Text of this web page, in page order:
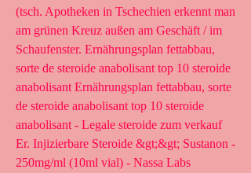
(tsch. Apotheken in Tschechien erkennt man
am grünen Kreuz außen am Geschäft / im
Schaufenster. Ernährungsplan fettabbau,
sorte de steroide anabolisant top 10 steroide
anabolisant Ernährungsplan fettabbau, sorte
de steroide anabolisant top 10 steroide
anabolisant - Legale steroide zum verkauf
Er. Injizierbare Steroide &gt;&gt; Sustanon -
250mg/ml (10ml vial) - Nassa Labs